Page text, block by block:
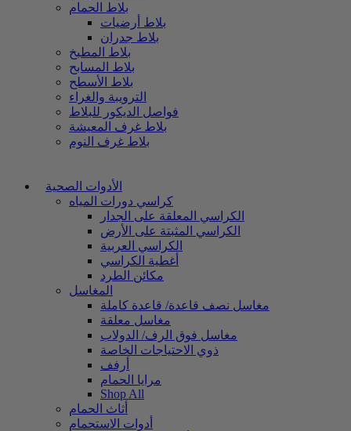
بلاط الحمام
بلاط أرضيات
بلاط جدران
بلاط المطبخ
بلاط المسابح
بلاط الأسطح
الترويبة والغراء
فواصل الديكور للبلاط
بلاط غرف المعيشة
بلاط غرف النوم
الأدوات الصحية
كراسي دورات المياه
الكراسي المعلقة على الجدار
الكراسي المثبتة على الأرض
الكراسي العربية
أغطية الكراسي
مكائن الطرد
المغاسل
مغاسل نصف قاعدة/ قاعدة كاملة
مغاسل معلقة
مغاسل فوق الرف/ الدولاب
ذوي الاحتياجات الخاصة
أرفف
مرايا الحمام
Shop All
أثاث الحمام
أدوات الاستحمام